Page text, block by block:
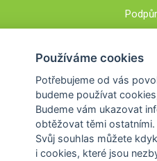
Používáme cookies
Potřebujeme od vás
budeme používat
Budeme vám ukazovat
obtěžovat těmi ostatními.
Svůj souhlas můžete
i cookies, které jsou